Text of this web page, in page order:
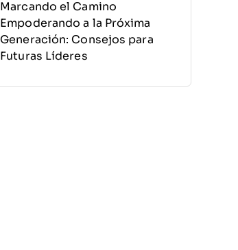
Marcando el Camino
Empoderando a la Próxima
Generación: Consejos para
Futuras Líderes